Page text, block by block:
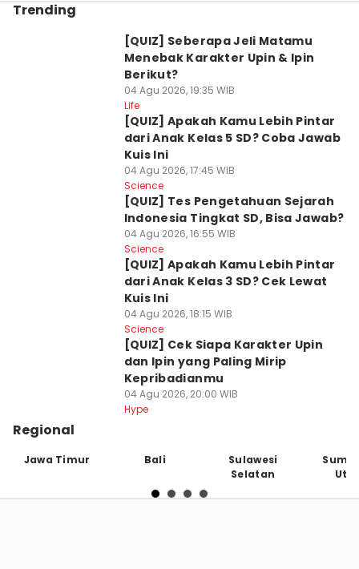
Trending
[QUIZ] Seberapa Jeli Matamu
Menebak Karakter Upin & Ipin
Berikut?
04 Agu 2026, 19:35 WIB
Life
[QUIZ] Apakah Kamu Lebih Pintar
dari Anak Kelas 5 SD? Coba Jawab
Kuis Ini
04 Agu 2026, 17:45 WIB
Science
[QUIZ] Tes Pengetahuan Sejarah
Indonesia Tingkat SD, Bisa Jawab?
04 Agu 2026, 16:55 WIB
Science
[QUIZ] Apakah Kamu Lebih Pintar
dari Anak Kelas 3 SD? Cek Lewat
Kuis Ini
04 Agu 2026, 18:15 WIB
Science
[QUIZ] Cek Siapa Karakter Upin
dan Ipin yang Paling Mirip
Kepribadianmu
04 Agu 2026, 20:00 WIB
Hype
Regional
Jawa Timur Bali
Sulawesi
Selatan